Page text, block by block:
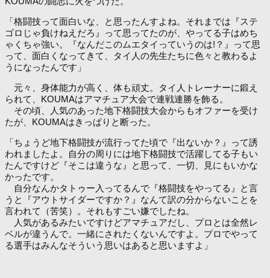
「格闘技って面白いな、と思ったんすよね。それまでは『ステ
ゴロじゃ負けねえだろ』って思ってたのが、やってる子はめち
ゃくちゃ強い。『なんだこのムエタイっていうのは!？』って思
って、面白くなってきて、タイ人の先生たちに色々と教わるよ
うになったんです」
元々、身体能力が高く、体も頑丈。タイ人トレーナーに鍛え
られて、KOUMAはアマチュア大会で連戦連勝を飾る。
その頃、人気のあった地下格闘技大会からもオファーを受け
たが、KOUMAはきっぱりと断った。
「ちょうど地下格闘技が流行ってた頃で『出ないか？』って誘
われましたよ。自分の周りには地下格闘技で活躍してる子もい
たんですけど『そこは違うな』と思って、一切、見にもいかな
かったです。
自分なんかタトゥー入ってるんで『格闘技をやってる』と言
うと『アウトサイダーですか？』なんて訳の分からないことを
言われて（苦笑）。それもすごい嫌でしたね。
人気があるみたいですけどアマチュアだし、プロとは全然レ
ベルが違うんで。一緒にされたくないんですよ。プロでやって
る選手はみんなそういう思いはあると思いますよ」